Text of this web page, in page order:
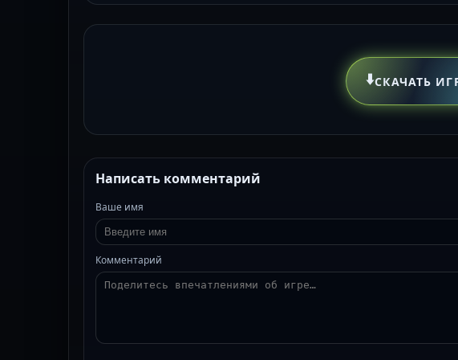
⬇️СКАЧАТЬ
Написать комментарий
Ваше имя
Комментарий